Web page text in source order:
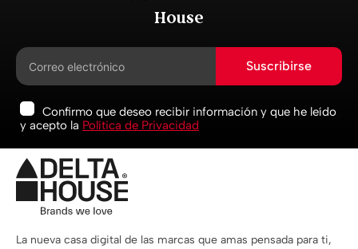
House
Suscribirse
Confirmo que deseo recibir información y que he leído
y acepto la Política de Privacidad
La nueva casa digital de las marcas que amas pensada para ti,